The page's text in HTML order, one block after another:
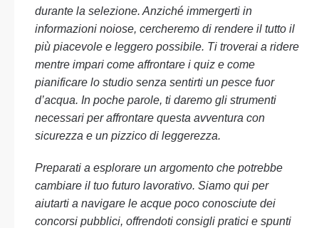
durante la selezione. Anziché immergerti in
informazioni noiose, cercheremo di rendere il tutto il
più piacevole e leggero possibile. Ti troverai a ridere
mentre impari come affrontare i quiz e come
pianificare lo studio senza sentirti un pesce fuor
d’acqua. In poche parole, ti daremo gli strumenti
necessari per affrontare questa avventura con
sicurezza e un pizzico di leggerezza.
Preparati a esplorare un argomento che potrebbe
cambiare il tuo futuro lavorativo. Siamo qui per
aiutarti a navigare le acque poco conosciute dei
concorsi pubblici, offrendoti consigli pratici e spunti